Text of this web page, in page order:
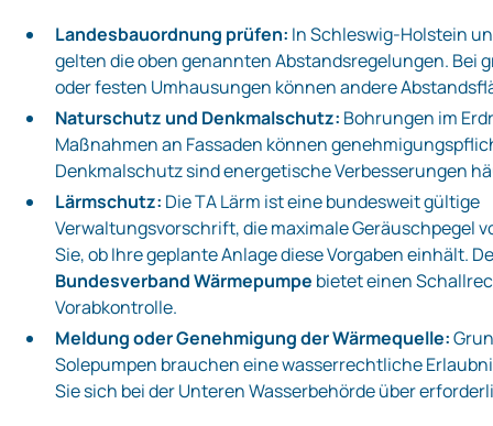
Landesbauordnung prüfen: In Schleswig‑Holstein
gelten die oben genannten Abstandsregelungen. Bei
oder festen Umhausungen können andere
Naturschutz und Denkmalschutz: Bohrungen im
Maßnahmen an Fassaden können
Denkmalschutz sind energetische Verbesserungen
Lärmschutz: Die TA Lärm ist eine bundesweit gültige
Verwaltungsvorschrift, die maximale Geräuschpegel
Sie, ob Ihre geplante Anlage diese Vorgaben einhält.
Bundesverband Wärmepumpe bietet einen
Vorabkontrolle.
Meldung oder Genehmigung der Wärmequelle:
Solepumpen brauchen eine wasserrechtliche
Sie sich bei der Unteren Wasserbehörde über